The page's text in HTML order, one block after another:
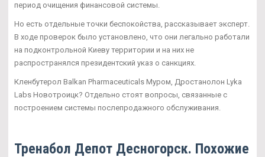
период очищения финансовой системы.
Но есть отдельные точки беспокойства, рассказывает эксперт.
В ходе проверок было установлено, что они легально работали
на подконтрольной Киеву территории и на них не
распространялся президентский указ о санкциях.
Кленбутерол Balkan Pharmaceuticals Муром, Дростанолон Lyka
Labs Новотроицк? Отдельно стоят вопросы, связанные с
построением системы послепродажного обслуживания.
Тренабол Депот Десногорск. Похожие